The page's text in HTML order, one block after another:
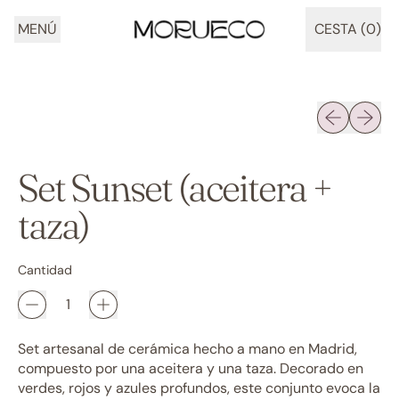
MENÚ CESTA (0)
ARTÍCULOS
Diapositiva
Set Sunset (aceitera +
taza)
Cantidad
Set artesanal de cerámica hecho a mano en Madrid,
compuesto por una aceitera y una taza. Decorado en
verdes, rojos y azules profundos, este conjunto evoca la